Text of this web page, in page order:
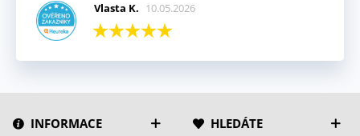
Vlasta K. 10.05.2026
INFORMACE HLEDÁTE